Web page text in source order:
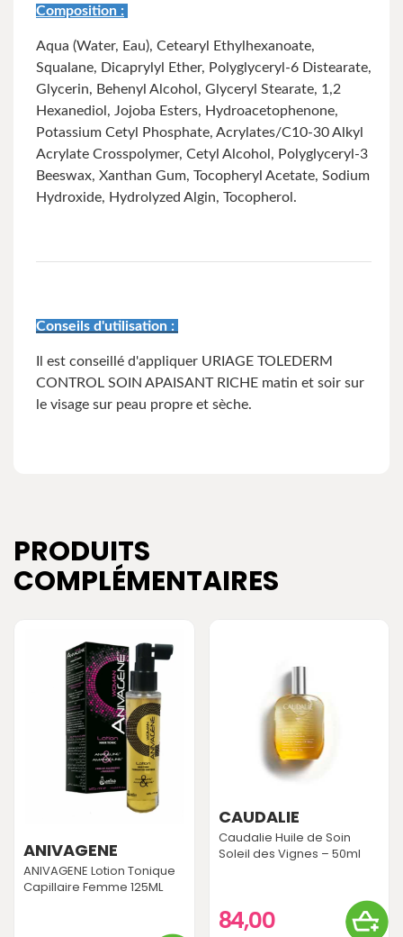
Composition :
Aqua (Water, Eau), Cetearyl Ethylhexanoate,
Squalane, Dicaprylyl Ether, Polyglyceryl-6 Distearate,
Glycerin, Behenyl Alcohol, Glyceryl Stearate, 1,2
Hexanediol, Jojoba Esters, Hydroacetophenone,
Potassium Cetyl Phosphate, Acrylates/C10-30 Alkyl
Acrylate Crosspolymer, Cetyl Alcohol, Polyglyceryl-3
Beeswax, Xanthan Gum, Tocopheryl Acetate, Sodium
Hydroxide, Hydrolyzed Algin, Tocopherol.
Conseils d'utilisation :
Il est conseillé d'appliquer URIAGE TOLEDERM
CONTROL SOIN APAISANT RICHE matin et soir sur
le visage sur peau propre et sèche.
PRODUITS
COMPLÉMENTAIRES
ANIVAGENE
ANIVAGENE Lotion Tonique
Capillaire Femme 125ML
CAUDALIE
Caudalie Huile de Soin
Soleil des Vignes – 50ml
84,00